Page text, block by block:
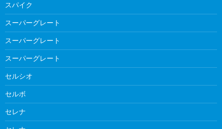
スパイク
スーパーグレート
スーパーグレート
スーパーグレート
セルシオ
セルボ
セレナ